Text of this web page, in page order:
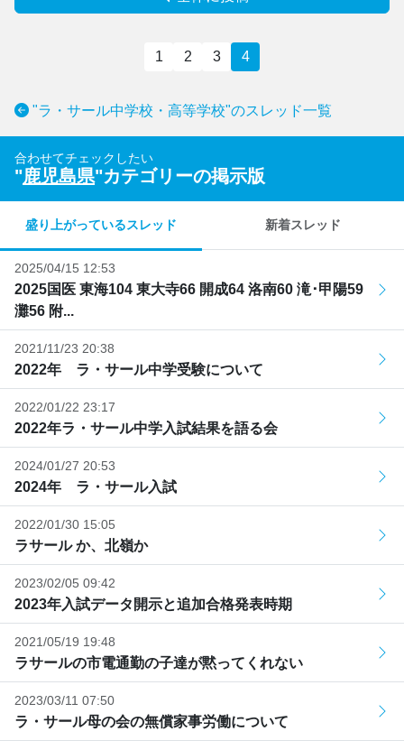
1 2 3 4
"ラ・サール中学校・高等学校"のスレッド一覧
合わせてチェックしたい
"鹿児島県"カテゴリーの掲示版
盛り上がっているスレッド 新着スレッド
2025/04/15 12:53
2025国医 東海104 東大寺66 開成64 洛南60 滝･甲陽59
灘56 附...
2021/11/23 20:38
2022年 ラ・サール中学受験について
2022/01/22 23:17
2022年ラ・サール中学入試結果を語る会
2024/01/27 20:53
2024年 ラ・サール入試
2022/01/30 15:05
ラサール か、北嶺か
2023/02/05 09:42
2023年入試データ開示と追加合格発表時期
2021/05/19 19:48
ラサールの市電通勤の子達が黙ってくれない
2023/03/11 07:50
ラ・サール母の会の無償家事労働について